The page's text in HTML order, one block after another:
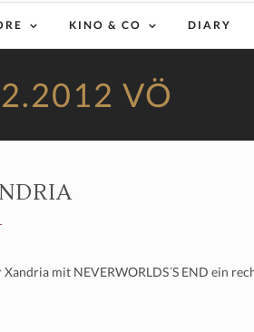
KINO & CO DIARY
VÖ
mit NEVERWORLDS´S END ein